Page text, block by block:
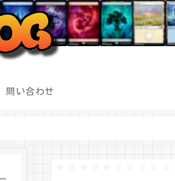
問い合わせ